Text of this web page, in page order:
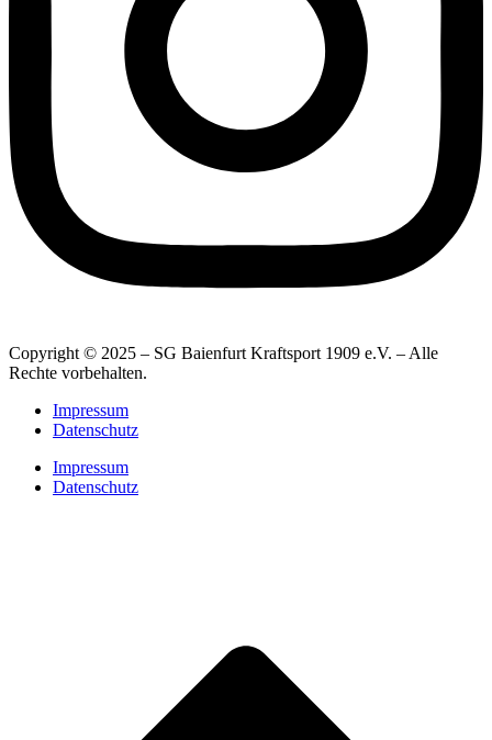
Copyright © 2025 – SG Baienfurt Kraftsport 1909 e.V. – Alle
Rechte vorbehalten.
Impressum
Datenschutz
Impressum
Datenschutz